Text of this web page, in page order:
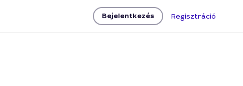
Bejelentkezés Regisztráció